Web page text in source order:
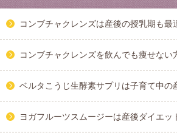
コンブチャクレンズは産後の授乳期も最
コンブチャクレンズを飲んでも痩せない
ベルタこうじ生酵素サプリは子育て中の
ヨガフルーツスムージーは産後ダイエッ